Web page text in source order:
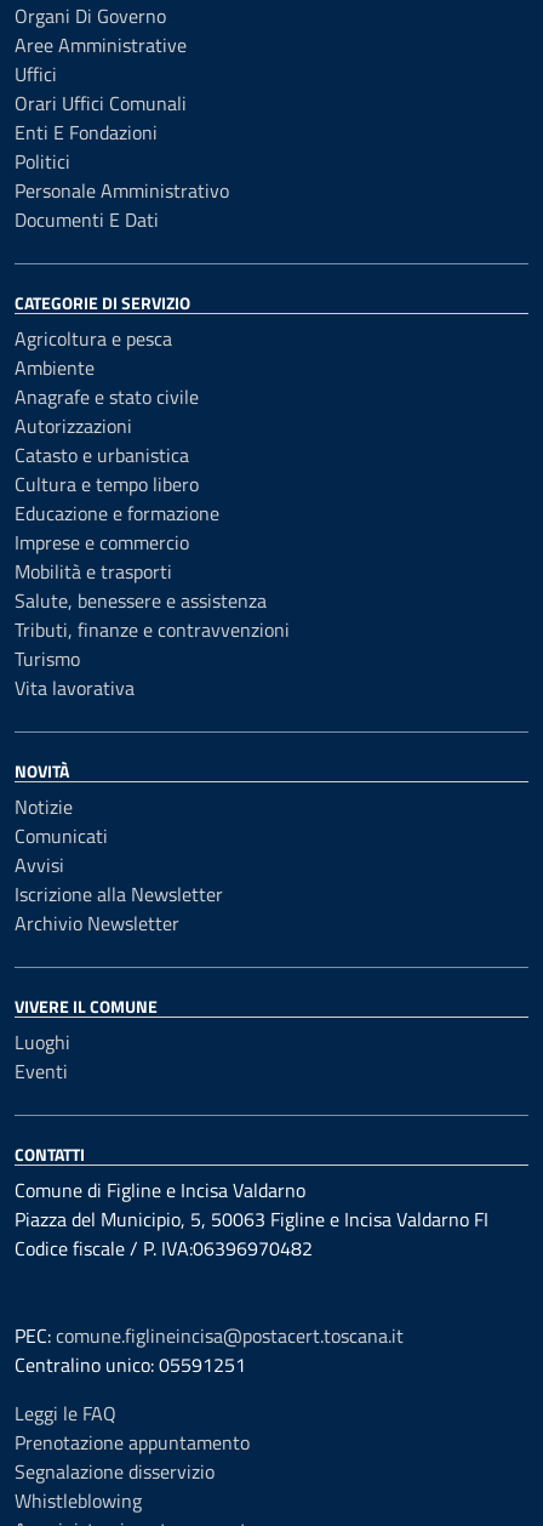
Organi Di Governo
Aree Amministrative
Uffici
Orari Uffici Comunali
Enti E Fondazioni
Politici
Personale Amministrativo
Documenti E Dati
CATEGORIE DI SERVIZIO
Agricoltura e pesca
Ambiente
Anagrafe e stato civile
Autorizzazioni
Catasto e urbanistica
Cultura e tempo libero
Educazione e formazione
Imprese e commercio
Mobilità e trasporti
Salute, benessere e assistenza
Tributi, finanze e contravvenzioni
Turismo
Vita lavorativa
NOVITÀ
Notizie
Comunicati
Avvisi
Iscrizione alla Newsletter
Archivio Newsletter
VIVERE IL COMUNE
Luoghi
Eventi
CONTATTI
Comune di Figline e Incisa Valdarno
Piazza del Municipio, 5, 50063 Figline e Incisa Valdarno FI
Codice fiscale / P. IVA:06396970482
PEC:comune.figlineincisa@postacert.toscana.it
Centralino unico: 05591251
Leggi le FAQ
Prenotazione appuntamento
Segnalazione disservizio
Whistleblowing